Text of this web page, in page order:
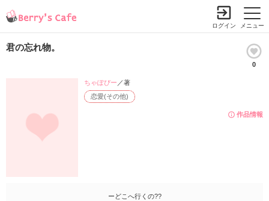
メニュー
ログイン
君の忘れ物。
0
作品情報
恋愛(その他)
ちゃぽぴー ／著
ーどこへ行くの??